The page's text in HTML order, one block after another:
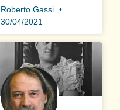
Roberto Gassi
30/04/2021